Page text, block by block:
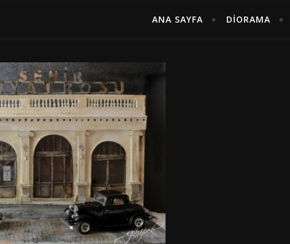
ANA SAYFA DIORAMA